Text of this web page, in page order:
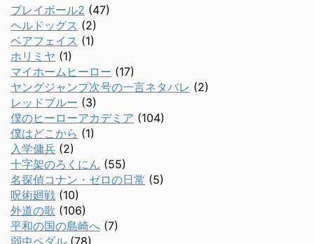
プレイボール2 (47)
ヘルドッグス (2)
ベアフェイス (1)
ホリミヤ (1)
マイホームヒーロー (17)
ヤングジャンプ次号の一言ネタバレ (2)
レッドブルー (3)
僕のヒーローアカデミア (104)
僕はどこから (1)
入学傭兵 (2)
十字架のろくにん (55)
名探偵コナン・ゼロの日常 (5)
呪術廻戦 (10)
外道の歌 (106)
平和の国の島崎へ (7)